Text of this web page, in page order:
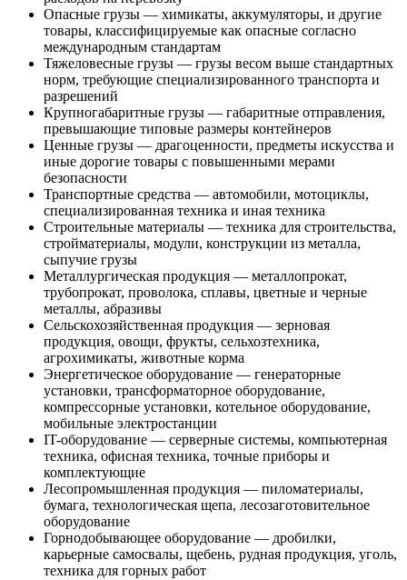
Опасные грузы — химикаты, аккумуляторы, и другие
товары, классифицируемые как опасные согласно
международным стандартам
Тяжеловесные грузы — грузы весом выше стандартных
норм, требующие специализированного транспорта и
разрешений
Крупногабаритные грузы — габаритные отправления,
превышающие типовые размеры контейнеров
Ценные грузы — драгоценности, предметы искусства и
иные дорогие товары с повышенными мерами
безопасности
Транспортные средства — автомобили, мотоциклы,
специализированная техника и иная техника
Строительные материалы — техника для строительства,
стройматериалы, модули, конструкции из металла,
сыпучие грузы
Металлургическая продукция — металлопрокат,
трубопрокат, проволока, сплавы, цветные и черные
металлы, абразивы
Сельскохозяйственная продукция — зерновая
продукция, овощи, фрукты, сельхозтехника,
агрохимикаты, животные корма
Энергетическое оборудование — генераторные
установки, трансформаторное оборудование,
компрессорные установки, котельное оборудование,
мобильные электростанции
IT-оборудование — серверные системы, компьютерная
техника, офисная техника, точные приборы и
комплектующие
Лесопромышленная продукция — пиломатериалы,
бумага, технологическая щепа, лесозаготовительное
оборудование
Горнодобывающее оборудование — дробилки,
карьерные самосвалы, щебень, рудная продукция, уголь,
техника для горных работ